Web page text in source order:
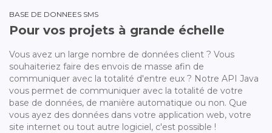
BASE DE DONNEES SMS
Pour vos projets à grande échelle
Vous avez un large nombre de données client ? Vous
souhaiteriez faire des envois de masse afin de
communiquer avec la totalité d'entre eux ? Notre API Java
vous permet de communiquer avec la totalité de votre
base de données, de manière automatique ou non. Que
vous ayez des données dans votre application web, votre
site internet ou tout autre logiciel, c'est possible !